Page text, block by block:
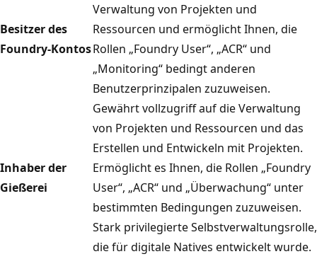
Besitzer des
Foundry-Kontos
Verwaltung von Projekten und
Ressourcen und ermöglicht Ihnen, die
Rollen „Foundry User“, „ACR“ und
„Monitoring“ bedingt anderen
Benutzerprinzipalen zuzuweisen.
Inhaber der
Gießerei
Gewährt vollzugriff auf die Verwaltung
von Projekten und Ressourcen und das
Erstellen und Entwickeln mit Projekten.
Ermöglicht es Ihnen, die Rollen „Foundry
User“, „ACR“ und „Überwachung“ unter
bestimmten Bedingungen zuzuweisen.
Stark privilegierte Selbstverwaltungsrolle,
die für digitale Natives entwickelt wurde.